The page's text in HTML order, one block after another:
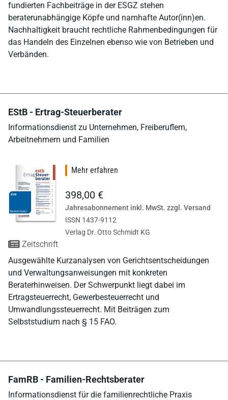
fundierten Fachbeiträge in der ESGZ stehen
beraterunabhängige Köpfe und namhafte Autor(inn)en.
Nachhaltigkeit braucht rechtliche Rahmenbedingungen für
das Handeln des Einzelnen ebenso wie von Betrieben und
Verbänden.
EStB - Ertrag-Steuerberater
Informationsdienst zu Unternehmen, Freiberuflern,
Arbeitnehmern und Familien
Zeitschrift
Ausgewählte Kurzanalysen von Gerichtsentscheidungen
und Verwaltungsanweisungen mit konkreten
Beraterhinweisen. Der Schwerpunkt liegt dabei im
Ertragsteuerrecht, Gewerbesteuerrecht und
Umwandlungssteuerrecht. Mit Beiträgen zum
Selbststudium nach § 15 FAO.
Mehr erfahren
398,00 €
Jahresabonnement inkl. MwSt. zzgl. Versand
ISSN 1437-9112
Verlag Dr. Otto Schmidt KG
FamRB - Familien-Rechtsberater
Informationsdienst für die familienrechtliche Praxis